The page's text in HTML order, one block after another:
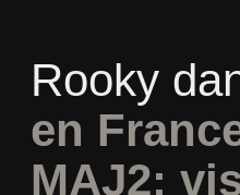
Rooky
en
MAJ2: